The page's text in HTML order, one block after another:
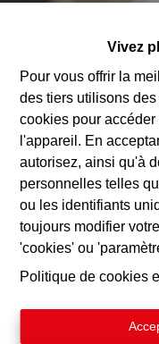
Vivez
Pour vous offrir la
des tiers utilisons
cookies pour
l'appareil. En
autorisez, ainsi qu'à
personnelles telles
ou les identifiants
toujours modifier
'cookies' ou
Politique de cookies
Watson immobilier
remis à neuf, situé à
seulement 5min du
Doiceau et de
géographique. Une
système de
partager avec le
50€/mois pour l'eau/
Précompte
immeuble sont
Estimer
Curieux